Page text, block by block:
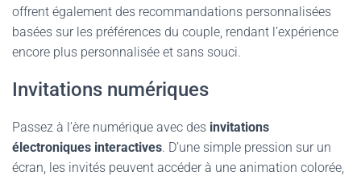
offrent également des recommandations personnalisées
basées sur les préférences du couple, rendant l’expérience
encore plus personnalisée et sans souci.
Invitations numériques
Passez à l’ère numérique avec des invitations
électroniques interactives. D’une simple pression sur un
écran, les invités peuvent accéder à une animation colorée,